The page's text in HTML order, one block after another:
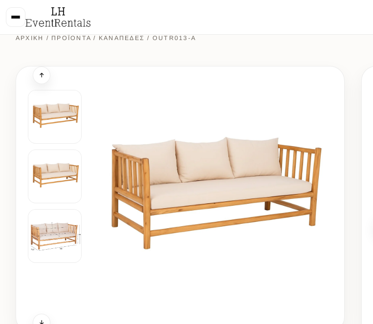
ΑΡΧΙΚΉ / ΠΡΟΪΌΝΤΑ/ ΚΑΝΑΠΕΔΕΣ / OUTR013-A